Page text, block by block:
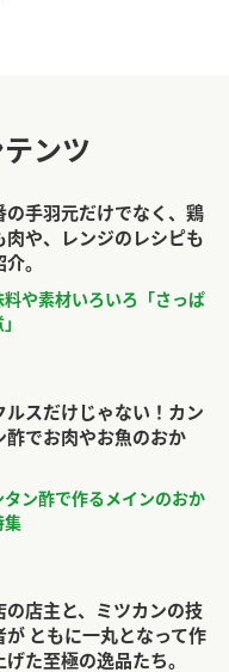
ンツ
の手羽元だけでなく、鶏
肉や、レンジのレシピも
。
料や素材いろいろ「さっぱ
ルスだけじゃない！カン
酢でお肉やお魚のおか
タン酢で作るメインのおか
集
の店主と、ミツカンの技
が ともに一丸となって作
げた至極の逸品たち。